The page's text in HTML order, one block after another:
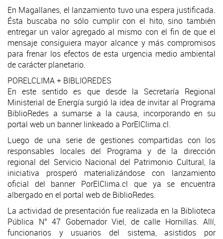
En Magallanes, el lanzamiento tuvo una espera justificada.
Ésta buscaba no sólo cumplir con el hito, sino también
entregar un valor agregado al mismo con el fin de que el
mensaje consiguiera mayor alcance y más compromisos
para frenar los efectos de esta urgencia medio ambiental
de carácter planetario.
PORELCLIMA + BIBLIOREDES
En este sentido es que desde la Secretaría Regional
Ministerial de Energía surgió la idea de invitar al Programa
BiblioRedes a sumarse a la causa, incorporando en su
portal web un banner linkeado a PorElClima.cl.
Luego de una serie de gestiones compartidas con los
responsables locales del Programa y de la dirección
regional del Servicio Nacional del Patrimonio Cultural, la
iniciativa prosperó materializándose con lanzamiento
oficial del banner PorElClima.cl que ya se encuentra
albergado en el portal web de BiblioRedes.
La actividad de presentación fue realizada en la Biblioteca
Pública N° 47 Gobernador Viel, de calle Hornillas. Allí,
funcionarios y usuarios del sistema, asistidos por